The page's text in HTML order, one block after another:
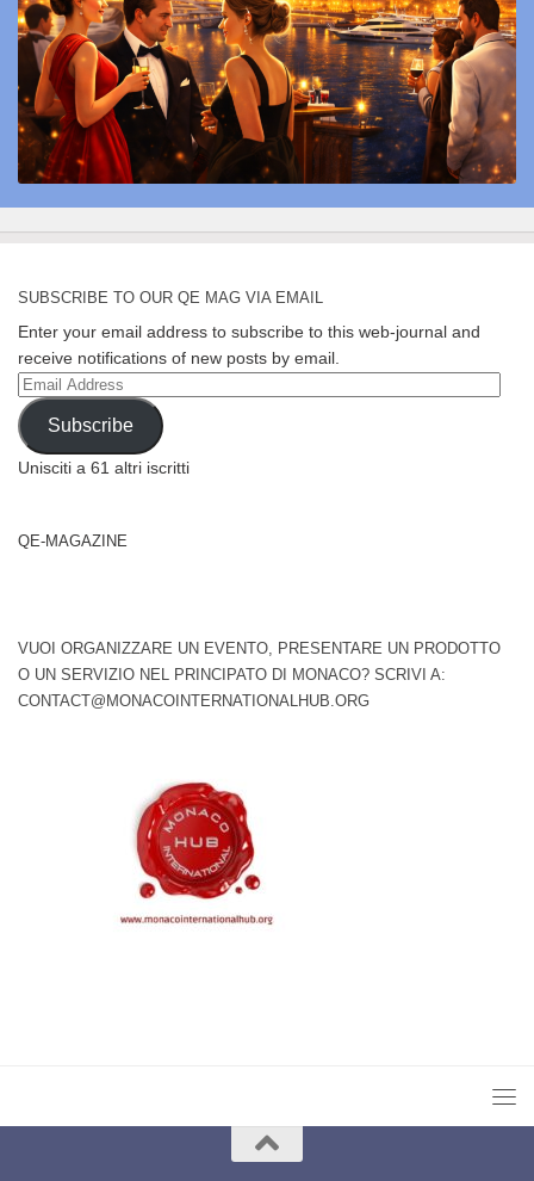
SUBSCRIBE TO OUR QE MAG VIA EMAIL
Enter your email address to subscribe to this web-journal and
receive notifications of new posts by email.
Email
Address
Subscribe
Unisciti a 61 altri iscritti
QE-MAGAZINE
VUOI ORGANIZZARE UN EVENTO, PRESENTARE UN PRODOTTO
O UN SERVIZIO NEL PRINCIPATO DI MONACO? SCRIVI A:
CONTACT@MONACOINTERNATIONALHUB.ORG